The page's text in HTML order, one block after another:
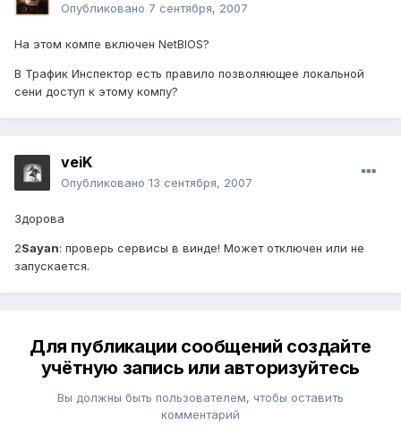
Опубликовано 7 сентября, 2007
На этом компе включен NetBIOS?
В Трафик Инспектор есть правило позволяющее локальной
сени доступ к этому компу?
veiK
Опубликовано 13 сентября, 2007
Здорова
2Sayan: проверь сервисы в винде! Может отключен или не
запускается.
Для публикации сообщений создайте
учётную запись или авторизуйтесь
Вы должны быть пользователем, чтобы оставить
комментарий